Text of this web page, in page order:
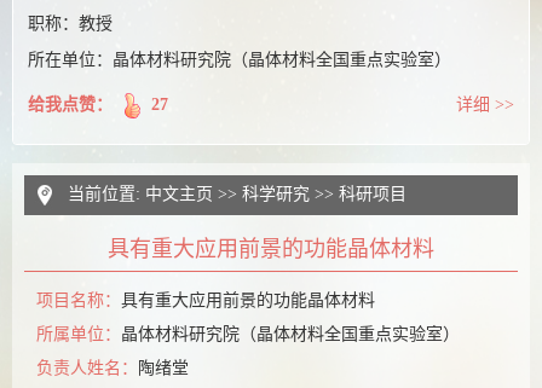
教师博客
职称：教授
所在单位：晶体材料研究院（晶体材料全国重点实验室）
给我点赞： 27 详细 >>
当前位置: 中文主页 >> 科学研究 >> 科研项目
具有重大应用前景的功能晶体材料
项目名称： 具有重大应用前景的功能晶体材料
所属单位： 晶体材料研究院（晶体材料全国重点实验室）
负责人姓名：
陶绪堂